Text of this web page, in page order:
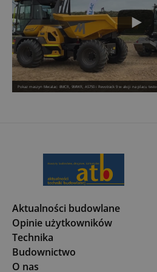
Pokaz maszyn Mecalac: 8MCR, 9MWR, AS750 i Revotrack 9 w akcji na placu
Aktualności budowlane
Opinie użytkowników
Technika
Budownictwo
O nas